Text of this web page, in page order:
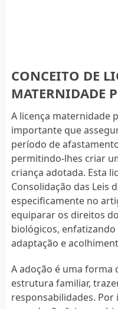
CONCEITO DE
MATERNIDADE
A licença maternidade
importante que
período de
permitindo-lhes criar
criança adotada. Esta
Consolidação das Leis
especificamente no
equiparar os direitos
biológicos,
adaptação e
A adoção é uma forma
estrutura familiar,
responsabilidades. Por